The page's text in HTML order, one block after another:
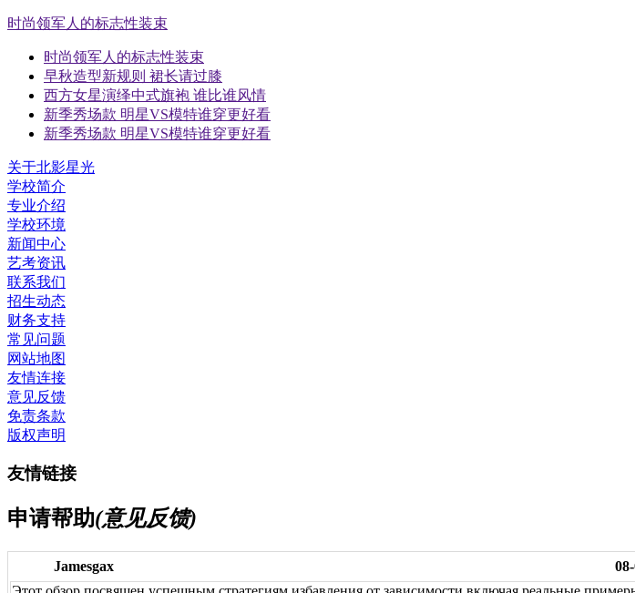
时尚领军人的标志性装束
时尚领军人的标志性装束
早秋造型新规则 裙长请过膝
西方女星演绎中式旗袍 谁比谁风情
新季秀场款 明星VS模特谁穿更好看
新季秀场款 明星VS模特谁穿更好看
关于北影星光
学校简介
专业介绍
学校环境
新闻中心
艺考资讯
联系我们
招生动态
财务支持
常见问题
网站地图
友情连接
意见反馈
免责条款
版权声明
友情链接
申请帮助(意见反馈)
Jamesgax